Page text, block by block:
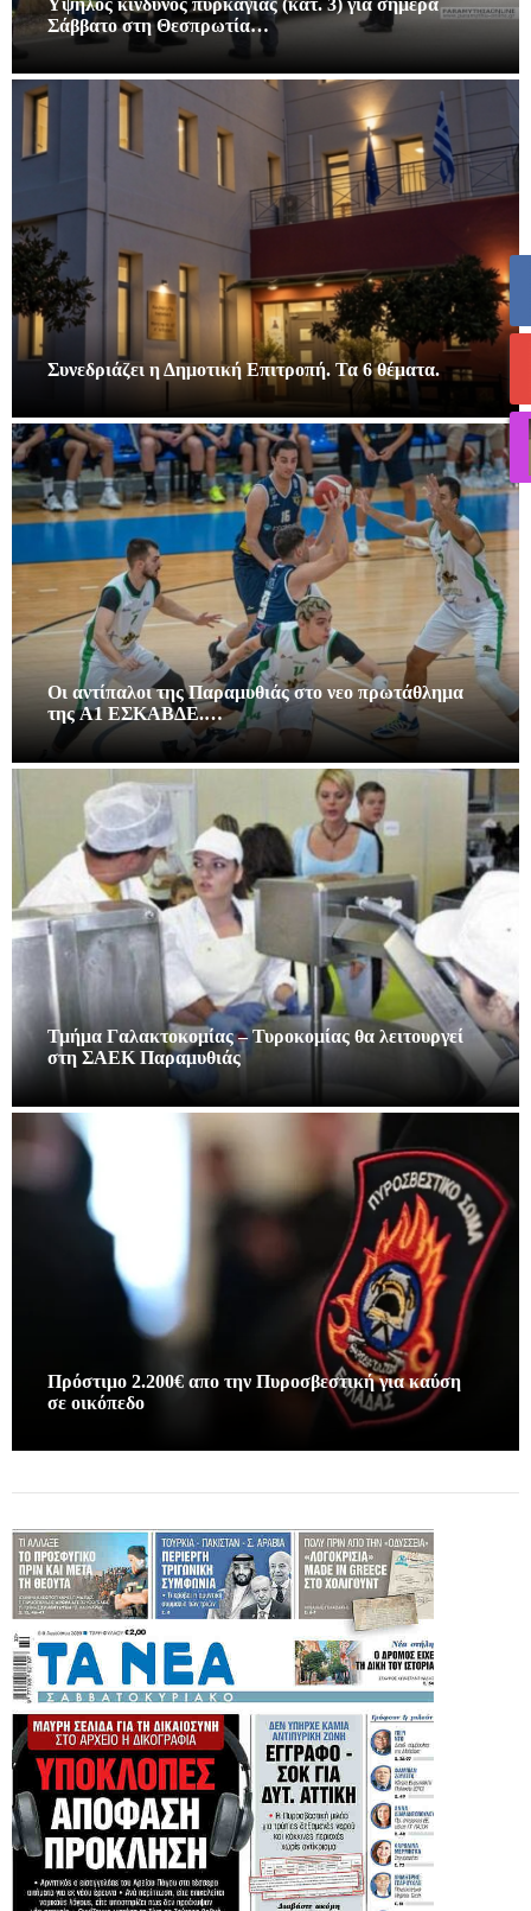
Σάββατο στη Θεσπρωτία…
Συνεδριάζει η Δημοτική Επιτροπή. Τα 6 θέματα.
Οι αντίπαλοι της Παραμυθιάς στο νεο πρωτάθλημα
της A1 ΕΣΚΑΒΔΕ.…
Τμήμα Γαλακτοκομίας – Τυροκομίας θα λειτουργεί
στη ΣΑΕΚ Παραμυθιάς
Πρόστιμο 2.200€ απο την Πυροσβεστική για καύση
σε οικόπεδο